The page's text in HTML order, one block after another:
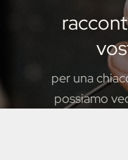
per una
possiamo